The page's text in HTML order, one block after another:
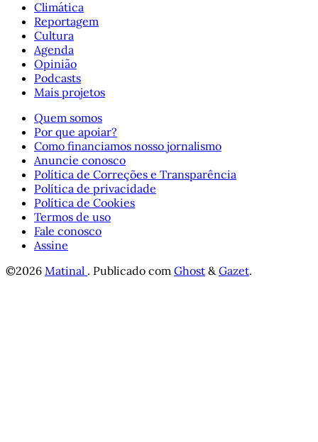
Climática
Reportagem
Cultura
Agenda
Opinião
Podcasts
Mais projetos
Quem somos
Por que apoiar?
Como financiamos nosso jornalismo
Anuncie conosco
Política de Correções e Transparência
Política de privacidade
Política de Cookies
Termos de uso
Fale conosco
Assine
©2026 Matinal . Publicado com Ghost &Gazet.